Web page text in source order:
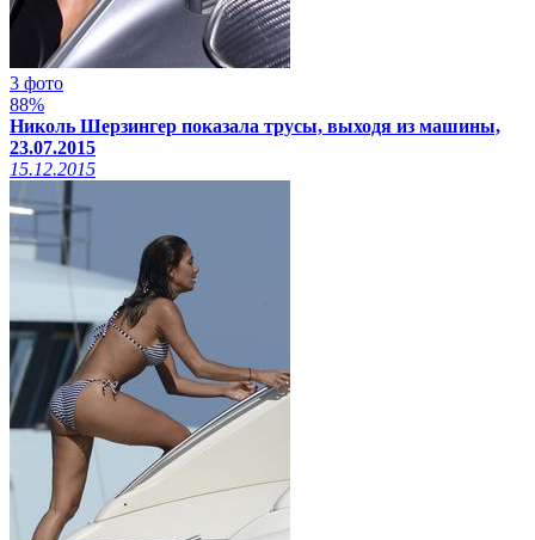
3 фото
88%
Николь Шерзингер показала трусы, выходя из машины,
23.07.2015
15.12.2015